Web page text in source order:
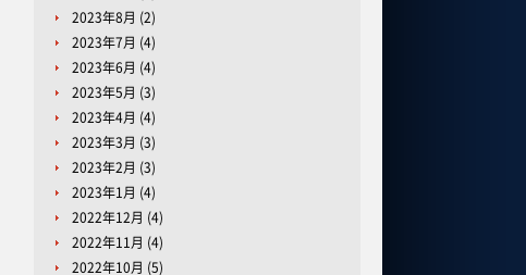
2023年8月 (2)
2023年7月 (4)
2023年6月 (4)
2023年5月 (3)
2023年4月 (4)
2023年3月 (3)
2023年2月 (3)
2023年1月 (4)
2022年12月 (4)
2022年11月 (4)
2022年10月 (5)